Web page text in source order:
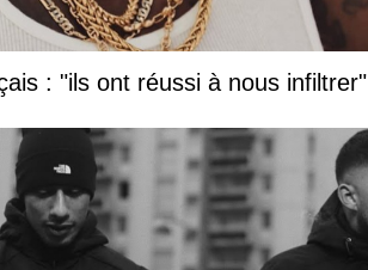
: "ils ont réussi à nous infiltrer"